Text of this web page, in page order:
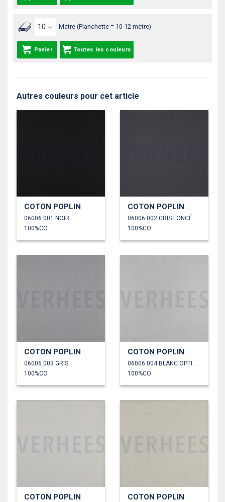
Mètre (Planchette = 10-12 mètre)
Panier Toutes les couleurs
Autres couleurs pour cet article
COTON POPLIN
06006.001 NOIR
100%CO
COTON POPLIN
06006.002 GRIS FONCÉ
100%CO
COTON POPLIN
06006.003 GRIS
100%CO
COTON POPLIN
100%CO
COTON POPLIN COTON POPLIN